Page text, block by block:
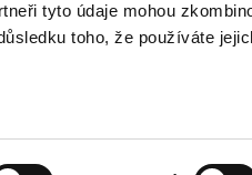
tyto údaje mohou
toho, že používáte
EURid